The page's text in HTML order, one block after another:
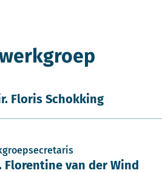
Floris Schokking
Florentine van der Wind